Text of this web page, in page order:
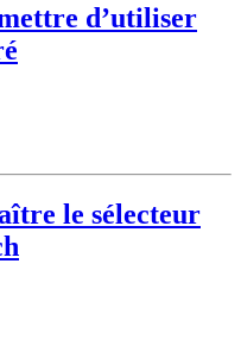
d’utiliser
le sélecteur